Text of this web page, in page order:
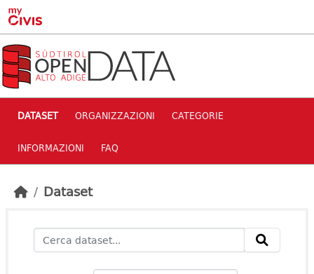
Skip to main content
DATASET ORGANIZZAZIONI CATEGORIE
INFORMAZIONI FAQ
Dataset